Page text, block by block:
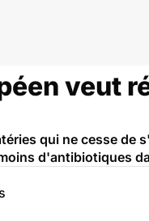
veut
qui ne cesse de
d'antibiotiques